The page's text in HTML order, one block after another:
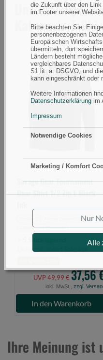
die Zukunft über den Link
im Footer unserer
Bitte beachten Sie:
personenbezogenen
Europäischen
übermitteln, dort
Ländern besteht
vergleichbares
S1 lit. a. DSGVO, und
kann eingeschränkt oder
Weitere Informationen
Datenschutzerklärung im
Impressum
Notwendige Cookies
Marketing / Komfort
Nur
Alle
Unsere
Kategorie T-
Savage
Gear
Tournament
Gear
Shirt
1/2
Black
(Bild
0)
Savage Gear Tournament
Gear Shirt 1/2 Zip L Black
Farbe Dunkel/Schwarz
Jahreszeit Sommer
Lieferzeit: sofort lieferbar
UVP 49,99 € 37,56
inkl. MwSt., zzgl.
In den Warenkorb
Ihre Meinung ist